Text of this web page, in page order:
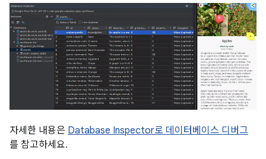
자세한 내용은 Database Inspector로 데이터베이스 디버그
를 참고하세요.